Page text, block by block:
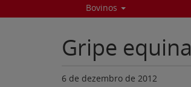
Bovinos
Gripe equina
6 de dezembro de 2012